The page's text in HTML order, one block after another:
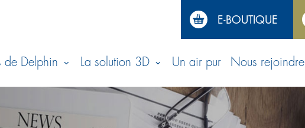
E-BOUTIQUE
de Delphin La solution 3D Un air pur Nous rejoindre